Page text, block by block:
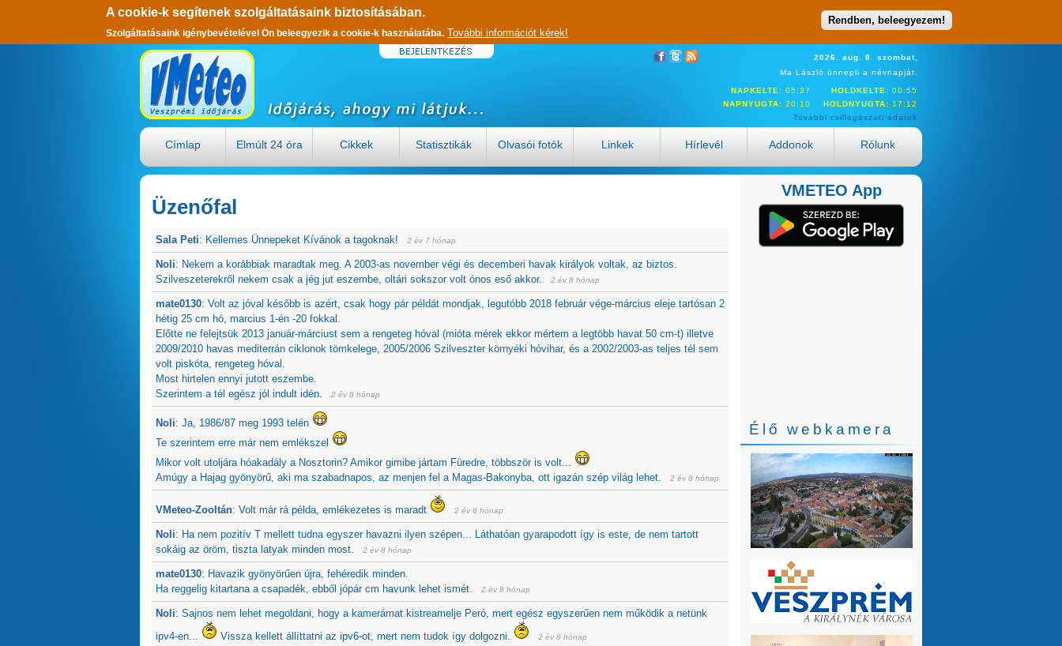
A cookie-k segítenek szolgáltatásaink biztosításában.
Szolgáltatásaink igénybevételével Ön beleegyezik a cookie-k használatába. További információt kérek!
Rendben, beleegyezem!
2026. aug. 8. szombat,
Ma László ünnepli a névnapját.
NAPKELTE: 05:37 HOLDKELTE: 00:55
NAPNYUGTA: 20:10 HOLDNYUGTA: 17:12
További csillagászati adatok
Címlap Elmúlt 24 óra Cikkek Statisztikák Olvasói fotók Linkek Hírlevél Addonok Rólunk
Üzenőfal
Sala Peti: Kellemes Ünnepeket Kívánok a tagoknak! 2 év 7 hónap
Noli: Nekem a korábbiak maradtak meg. A 2003-as november végi és decemberi havak királyok voltak, az biztos.
Szilveszeterekről nekem csak a jég jut eszembe, oltári sokszor volt ónos eső akkor.
2 év 8 hónap
mate0130: Volt az jóval később is azért, csak hogy pár példát mondjak, legutóbb 2018 február vége-március eleje tartósan 2
hétig 25 cm hó, marcius 1-én -20 fokkal.
Előtte ne felejtsük 2013 január-márciust sem a rengeteg hóval (mióta mérek ekkor mértem a legtöbb havat 50 cm-t) illetve
2009/2010 havas mediterrán ciklonok tömkelege, 2005/2006 Szilveszter környéki hóvihar, és a 2002/2003-as teljes tél sem
volt piskóta, rengeteg hóval.
Most hirtelen ennyi jutott eszembe.
Szerintem a tél egész jól indult idén.
2 év 8 hónap
Noli: Ja, 1986/87 meg 1993 telén
Te szerintem erre már nem emlékszel
Mikor volt utoljára hóakadály a Nosztorin? Amikor gimibe jártam Füredre, többször is volt...
Amúgy a Hajag gyönyörű, aki ma szabadnapos, az menjen fel a Magas-Bakonyba, ott igazán szép világ lehet.
2 év 8 hónap
VMeteo-Zooltán: Volt már rá példa, emlékezetes is maradt 2 év 8 hónap
Noli: Ha nem pozitív T mellett tudna egyszer havazni ilyen szépen... Láthatóan gyarapodott így is este, de nem tartott
sokáig az öröm, tiszta latyak minden most.
2 év 8 hónap
mate0130: Havazik gyönyörűen újra, fehéredik minden.
Ha reggelig kitartana a csapadék, ebből jópár cm havunk lehet ismét.
2 év 8 hónap
Noli: Sajnos nem lehet megoldani, hogy a kamerámat kistreamelje Peró, mert egész egyszerűen nem működik a netünk
ipv4-en...
Vissza kellett állíttatni az ipv6-ot, mert nem tudok így dolgozni. 2 év 8 hónap
VMETEO App
Élő webkamera